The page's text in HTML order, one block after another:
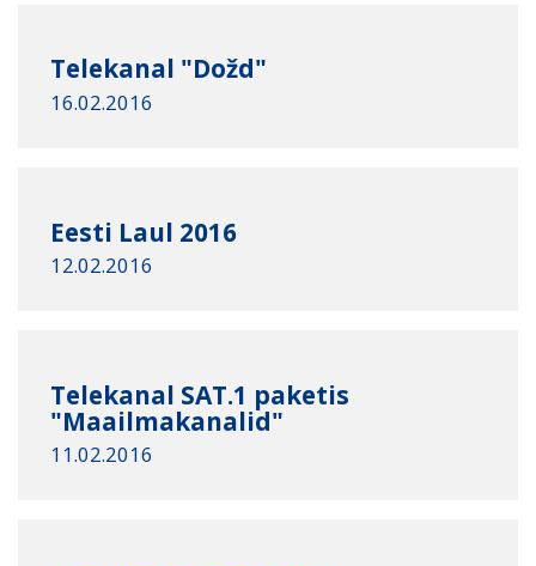
Telekanal "Dožd"
16.02.2016
Eesti Laul 2016
12.02.2016
Telekanal SAT.1 paketis
"Maailmakanalid"
11.02.2016